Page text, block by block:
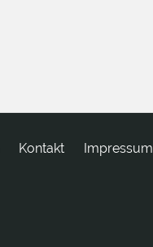
tkatnoK Impressum